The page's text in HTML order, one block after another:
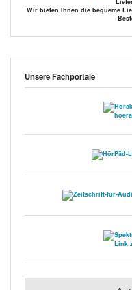
Wir bieten Ihnen die bequeme
Unsere Fachportale